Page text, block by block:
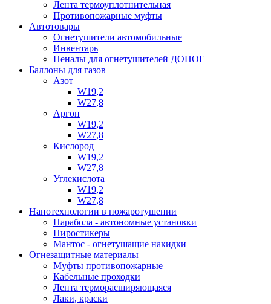
Лента термоуплотнительная
Противопожарные муфты
Автотовары
Огнетушители автомобильные
Инвентарь
Пеналы для огнетушителей ДОПОГ
Баллоны для газов
Азот
W19,2
W27,8
Аргон
W19,2
W27,8
Кислород
W19,2
W27,8
Углекислота
W19,2
W27,8
Нанотехнологии в пожаротушении
Парабола - автономные установки
Пиростикеры
Мантос - огнетушащие накидки
Огнезащитные материалы
Муфты противопожарные
Кабельные проходки
Лента терморасширяющаяся
Лаки, краски